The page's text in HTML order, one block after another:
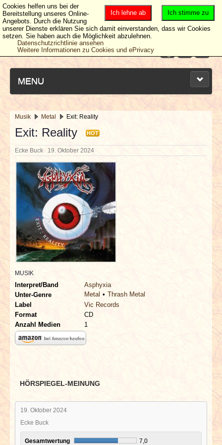
MENU
NEUESTE ARTIKEL
NEWS & DATES
BERICHTE
VERLOSUNGEN
INTERVIEWS
SPECIALS
REDAKTION
LINKS
ARCHIV
Musik Metal Exit: Reality
Exit: Reality HOT
Ecke Buck 19. Oktober 2024
MUSIK
Interpret/Band
Asphyxia
Unter-Genre
Metal
Thrash Metal
Label
Vic Records
Format
CD
Anzahl Medien
1
HÖRSPIEGEL-MEINUNG
19. Oktober 2024
Ecke Buck
Gesamtwertung 7,0
Ich stimme zu
Ich lehne ab
Cookies helfen uns bei der
Bereitstellung unseres Online-
Angebots. Durch die Nutzung
unserer Dienste erklären Sie sich damit einverstanden, dass wir Cookies
setzen. Sie haben auch die Möglichkeit abzulehnen.
Datenschutzrichtlinie ansehen
Weitere Informationen zu Cookies und ePrivacy